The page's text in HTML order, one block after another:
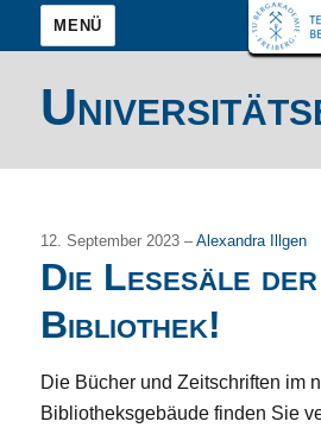
MENÜ
12. September 2023 –Alexandra Illgen
Die Lesesäle der
Bibliothek!
Die Bücher und Zeitschriften im
Bibliotheksgebäude finden Sie